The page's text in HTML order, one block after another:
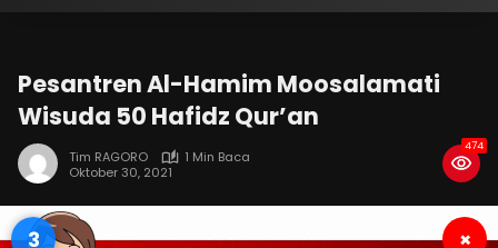
Pesantren Al-Hamim Moosalamati
Wisuda 50 Hafidz Qur’an
Tim RAGORO
1 Min Baca
Oktober 30, 2021
474
2 ×